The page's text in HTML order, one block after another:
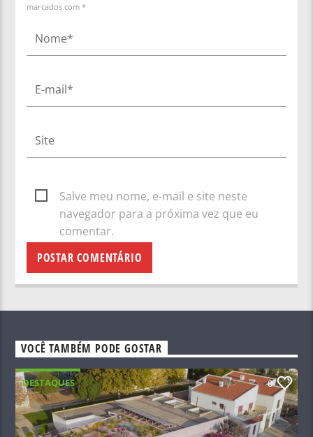
marcados com *
Salve meu nome, e-mail e site neste
navegador para a próxima vez que eu
comentar.
VOCÊ TAMBÉM PODE GOSTAR
DESTAQUES 0